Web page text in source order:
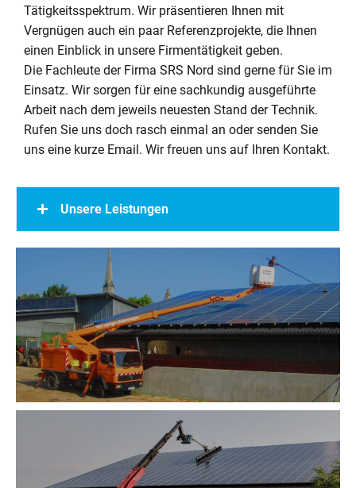
Tätigkeitsspektrum. Wir präsentieren Ihnen mit
Vergnügen auch ein paar Referenzprojekte, die Ihnen
einen Einblick in unsere Firmentätigkeit geben.
Die Fachleute der Firma SRS Nord sind gerne für Sie im
Einsatz. Wir sorgen für eine sachkundig ausgeführte
Arbeit nach dem jeweils neuesten Stand der Technik.
Rufen Sie uns doch rasch einmal an oder senden Sie
uns eine kurze Email. Wir freuen uns auf Ihren Kontakt.
Unsere Leistungen